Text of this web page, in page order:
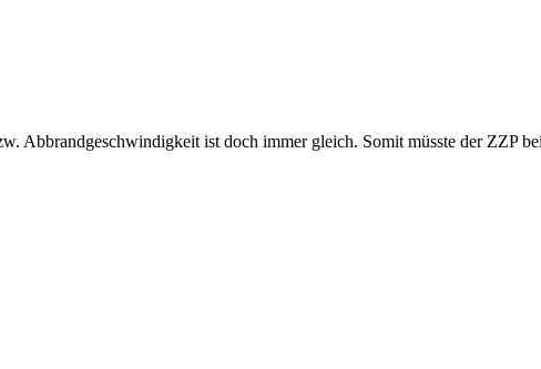
Abbrandgeschwindigkeit ist doch immer gleich. Somit müsste der ZZP